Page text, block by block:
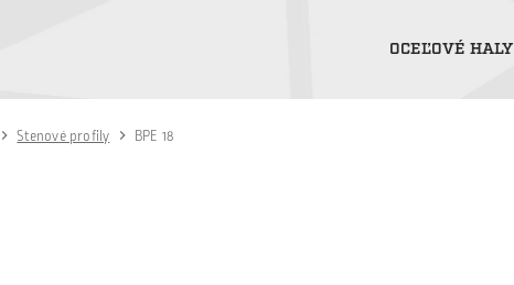
OCEĽOVÉ HALY
Stenové profily BPE 18